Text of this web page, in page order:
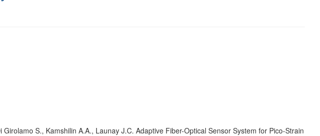
Girolamo S., Kamshilin A.A., Launay J.C. Adaptive Fiber-Optical Sensor System for Pico-Strain